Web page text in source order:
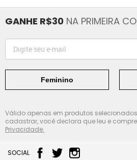
GANHE R$30 NA PRIMEIRA
Feminino
Válido apenas em produtos
cadastrar, você declara que leu e
Privacidade.
SOCIAL